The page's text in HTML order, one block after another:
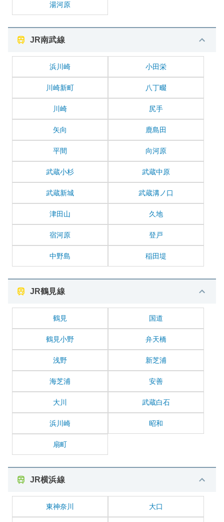
湯河原
JR南武線
浜川崎 小田栄
川崎新町 八丁畷
川崎 尻手
矢向 鹿島田
平間 向河原
武蔵小杉 武蔵中原
武蔵新城 武蔵溝ノ口
津田山 久地
宿河原 登戸
中野島 稲田堤
JR鶴見線
鶴見 国道
鶴見小野 弁天橋
浅野 新芝浦
海芝浦 安善
大川 武蔵白石
浜川崎 昭和
扇町
JR横浜線
東神奈川 大口